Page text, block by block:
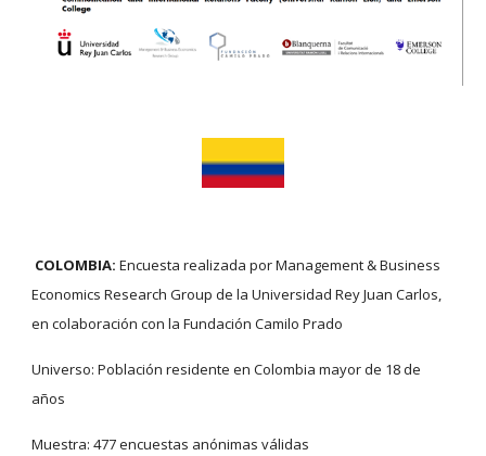
COLOMBIA: Encuesta realizada por Management & Business
Economics Research Group de la Universidad Rey Juan Carlos,
en colaboración con la Fundación Camilo Prado
Universo: Población residente en Colombia mayor de 18 de
años
Muestra: 477 encuestas anónimas válidas